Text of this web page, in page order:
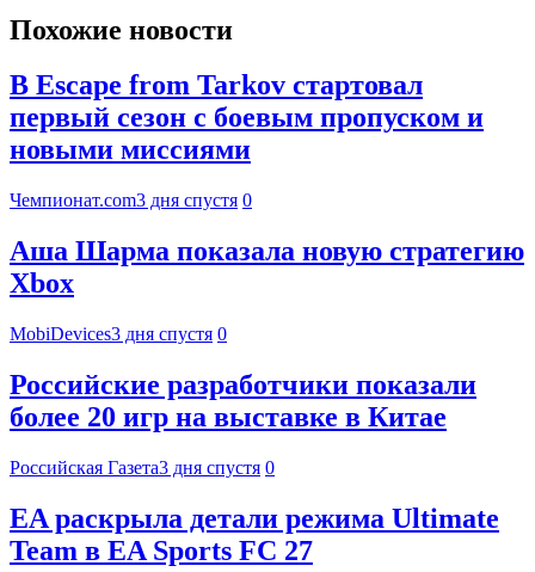
Похожие новости
В Escape from Tarkov стартовал
первый сезон с боевым пропуском и
новыми миссиями
Чемпионат.com3 дня спустя 0
Аша Шарма показала новую стратегию
Xbox
MobiDevices3 дня спустя 0
Российские разработчики показали
более 20 игр на выставке в Китае
Российская Газета3 дня спустя 0
EA раскрыла детали режима Ultimate
Team в EA Sports FC 27